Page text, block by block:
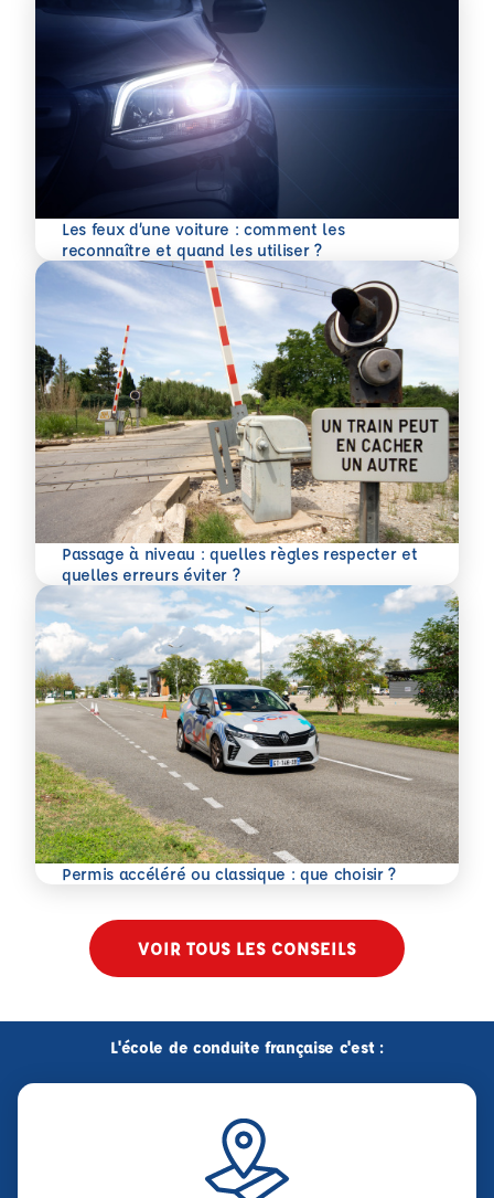
Les feux d’une voiture : comment les
reconnaître et quand les utiliser ?
En savoir plus
Passage à niveau : quelles règles respecter et
quelles erreurs éviter ?
En savoir plus
Permis accéléré ou classique : que choisir ?
En savoir plus
VOIR TOUS LES CONSEILS
L'école de conduite française c'est :